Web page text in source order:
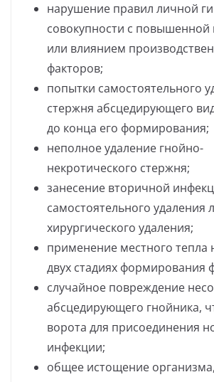
нарушение правил личной
совокупности с повышенной
или влиянием
факторов;
попытки самостоятельного
стержня абсцедирующего
до конца его формирования;
неполное удаление гнойно-
некротического стержня;
занесение вторичной
самостоятельного удаления
хирургического удаления;
применение местного тепла
двух стадиях формирования
случайное повреждение
абсцедирующего гнойника,
ворота для присоединения
инфекции;
общее истощение